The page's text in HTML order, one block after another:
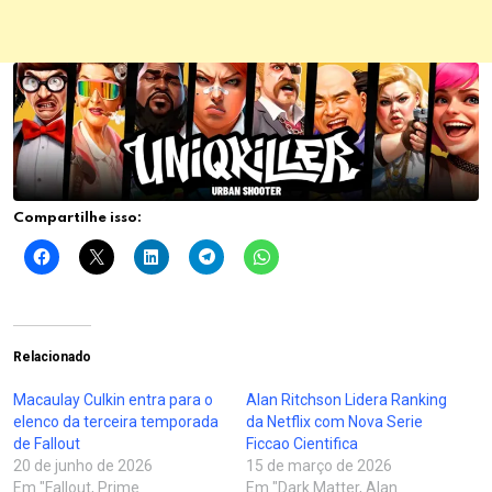
Compartilhe isso:
Relacionado
Macaulay Culkin entra para o
elenco da terceira temporada
de Fallout
20 de junho de 2026
Em "Fallout, Prime
Alan Ritchson Lidera Ranking
da Netflix com Nova Serie
Ficcao Cientifica
15 de março de 2026
Em "Dark Matter, Alan